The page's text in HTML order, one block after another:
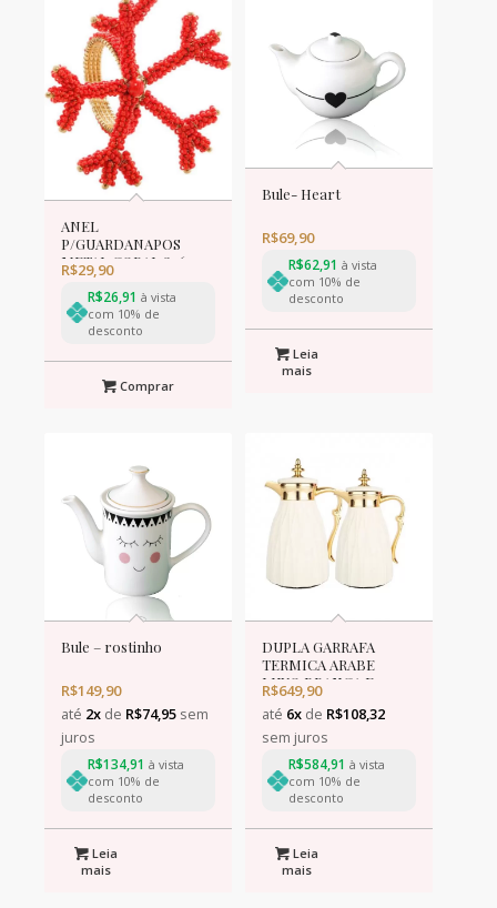
ANEL
P/GUARDANAPOS
METAL CORAL 8x6cm
R$29,90
R$26,91 à vista
com 10% de
desconto
Comprar
Bule- Heart
R$69,90
R$62,91 à vista
com 10% de
desconto
Leia
mais
Bule – rostinho
R$149,90
até 2xde R$74,95sem
juros
R$134,91 à vista
com 10% de
desconto
Leia
mais
DUPLA GARRAFA
TERMICA ARABE
LUXO BRANCA E
DOURADA
R$649,90
até 6xde R$108,32
sem juros
R$584,91 à vista
com 10% de
desconto
Leia
mais